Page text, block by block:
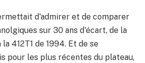
d'admirer et de comparer
sur 30 ans d'écart, de la
412T1 de 1994. Et de se
pour les plus récentes du plateau,